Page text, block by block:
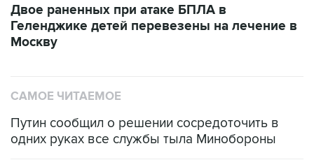
Двое раненных при атаке БПЛА в
Геленджике детей перевезены на лечение в
Москву
САМОЕ ЧИТАЕМОЕ
Путин сообщил о решении сосредоточить в
одних руках все службы тыла Минобороны